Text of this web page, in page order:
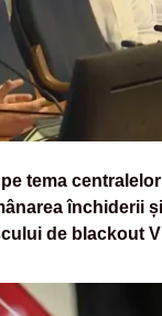
tema
închiderii și
de blackout